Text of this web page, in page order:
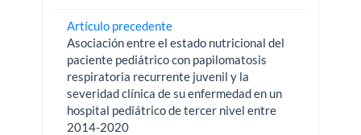
Artículo precedente
Asociación entre el estado nutricional del
paciente pediátrico con papilomatosis
respiratoria recurrente juvenil y la
severidad clínica de su enfermedad en un
hospital pediátrico de tercer nivel entre
2014-2020